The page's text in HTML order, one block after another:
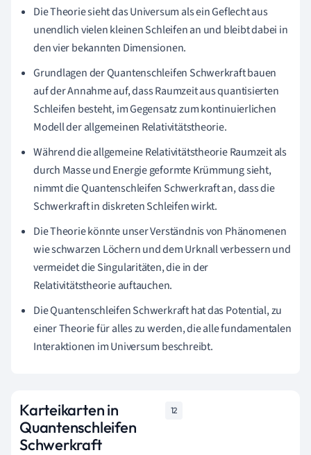
Die Theorie sieht das Universum als ein Geflecht aus
unendlich vielen kleinen Schleifen an und bleibt dabei in
den vier bekannten Dimensionen.
Grundlagen der Quantenschleifen Schwerkraft bauen
auf der Annahme auf, dass Raumzeit aus quantisierten
Schleifen besteht, im Gegensatz zum kontinuierlichen
Modell der allgemeinen Relativitätstheorie.
Während die allgemeine Relativitätstheorie Raumzeit als
durch Masse und Energie geformte Krümmung sieht,
nimmt die Quantenschleifen Schwerkraft an, dass die
Schwerkraft in diskreten Schleifen wirkt.
Die Theorie könnte unser Verständnis von Phänomenen
wie schwarzen Löchern und dem Urknall verbessern und
vermeidet die Singularitäten, die in der
Relativitätstheorie auftauchen.
Die Quantenschleifen Schwerkraft hat das Potential, zu
einer Theorie für alles zu werden, die alle fundamentalen
Interaktionen im Universum beschreibt.
Karteikarten in
Quantenschleifen
Schwerkraft
12